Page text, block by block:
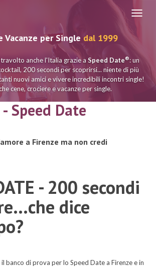
Vacanze per Single dal 1999
anche l'Italia grazie a Speed Date®: un
200 secondi per scoprirsi... niente di più
nuovi amici e vivere incredibili incontri single!
cene, crociere e vacanze per single.
Speed Date
a Firenze ma non credi
- 200 secondi
dice
banco di prova per lo Speed Date a Firenze e in